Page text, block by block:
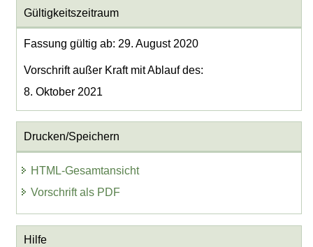
Gültigkeitszeitraum
Fassung gültig ab: 29. August 2020
Vorschrift außer Kraft mit Ablauf des:
8. Oktober 2021
Drucken/Speichern
HTML-Gesamtansicht
Vorschrift als PDF
Hilfe